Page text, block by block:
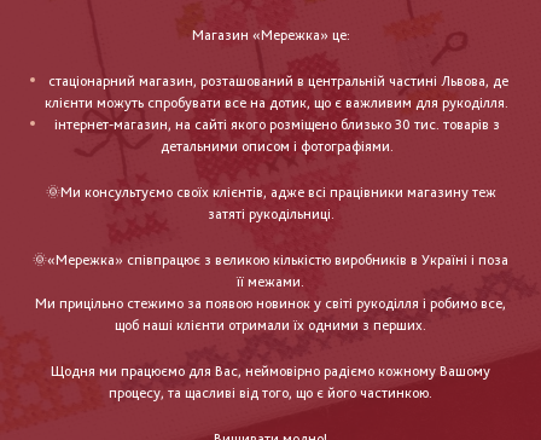
Магазин «Мережка» це:
стаціонарний магазин, розташований в центральній частині Львова, де
клієнти можуть спробувати все на дотик, що є важливим для рукоділля.
інтернет-магазин, на сайті якого розміщено близько 30 тис. товарів з
детальними описом і фотографіями.
🌞Ми консультуємо своїх клієнтів, адже всі працівники магазину теж
затяті рукодільниці.
🌞«Мережка» співпрацює з великою кількістю виробників в Україні і поза
її межами.
Ми прицільно стежимо за появою новинок у світі рукоділля і робимо все,
щоб наші клієнти отримали їх одними з перших.
Щодня ми працюємо для Вас, неймовірно радіємо кожному Вашому
процесу, та щасливі від того, що є його частинкою.